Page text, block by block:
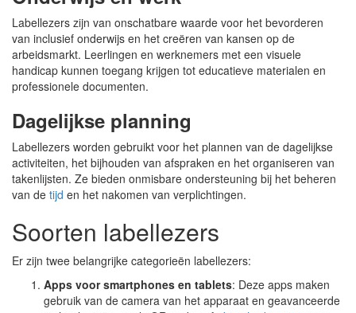
Labellezers zijn van onschatbare waarde voor het bevorderen
van inclusief onderwijs en het creëren van kansen op de
arbeidsmarkt. Leerlingen en werknemers met een visuele
handicap kunnen toegang krijgen tot educatieve materialen en
professionele documenten.
Dagelijkse planning
Labellezers worden gebruikt voor het plannen van de dagelijkse
activiteiten, het bijhouden van afspraken en het organiseren van
takenlijsten. Ze bieden onmisbare ondersteuning bij het beheren
van de tijd en het nakomen van verplichtingen.
Soorten labellezers
Er zijn twee belangrijke categorieën labellezers:
Apps voor smartphones en tablets: Deze apps maken
gebruik van de camera van het apparaat en geavanceerde